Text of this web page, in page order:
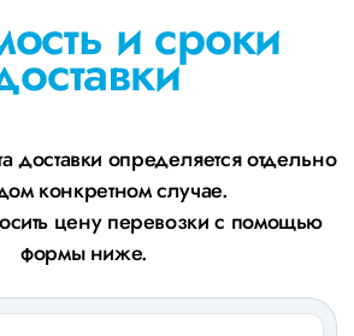
и сроки
доставки определяется отдельно
конкретном случае.
цену перевозки с помощью
формы ниже.